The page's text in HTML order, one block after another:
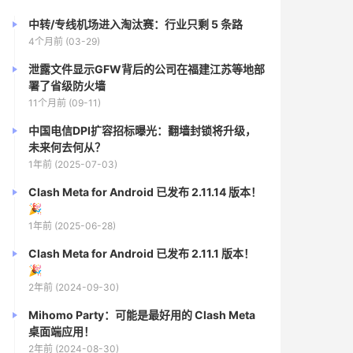
中转/专线机场进入淘汰赛：行业只剩 5 条路
4个月前 (03-29)
泄露文件显示GFW背后的公司在福建江苏等地部
署了省级防火墙
11个月前 (09-11)
中国电信DPI扩容招标曝光：翻墙封锁将升级，
未来何去何从？
1年前 (2025-07-03)
Clash Meta for Android 已发布 2.11.14 版本！
🎉
1年前 (2025-06-28)
Clash Meta for Android 已发布 2.11.1 版本！
🎉
2年前 (2024-09-30)
Mihomo Party：可能是最好用的 Clash Meta
桌面端应用！
2年前 (2024-08-30)